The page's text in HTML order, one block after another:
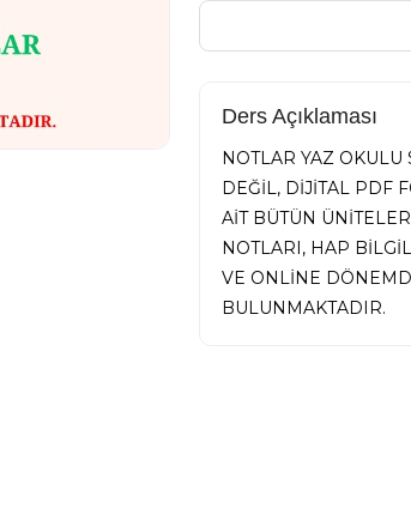
Ders Açıklaması
NOTLAR YAZ
DEĞİL, DİJİTAL PDF
AİT BÜTÜN
NOTLARI, HAP
VE ONLİNE
BULUNMAKTADIR.